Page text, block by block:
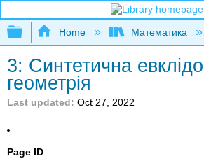
Expand/collapse global
Home Математика
3: Синтетична
геометрія
Last updated Oct 27, 2022
Page ID